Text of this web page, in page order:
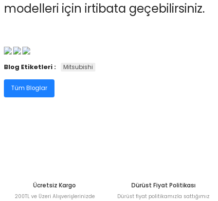
Yuvası
PLG Encoder
modelleri için irtibata geçebilirsiniz.
Blog Etiketleri : Mitsubishi
Tüm Bloglar
Ücretsiz Kargo
200TL ve Üzeri Alışverişlerinizde
Dürüst Fiyat Politikası
Dürüst fiyat politikamızla sattığımız